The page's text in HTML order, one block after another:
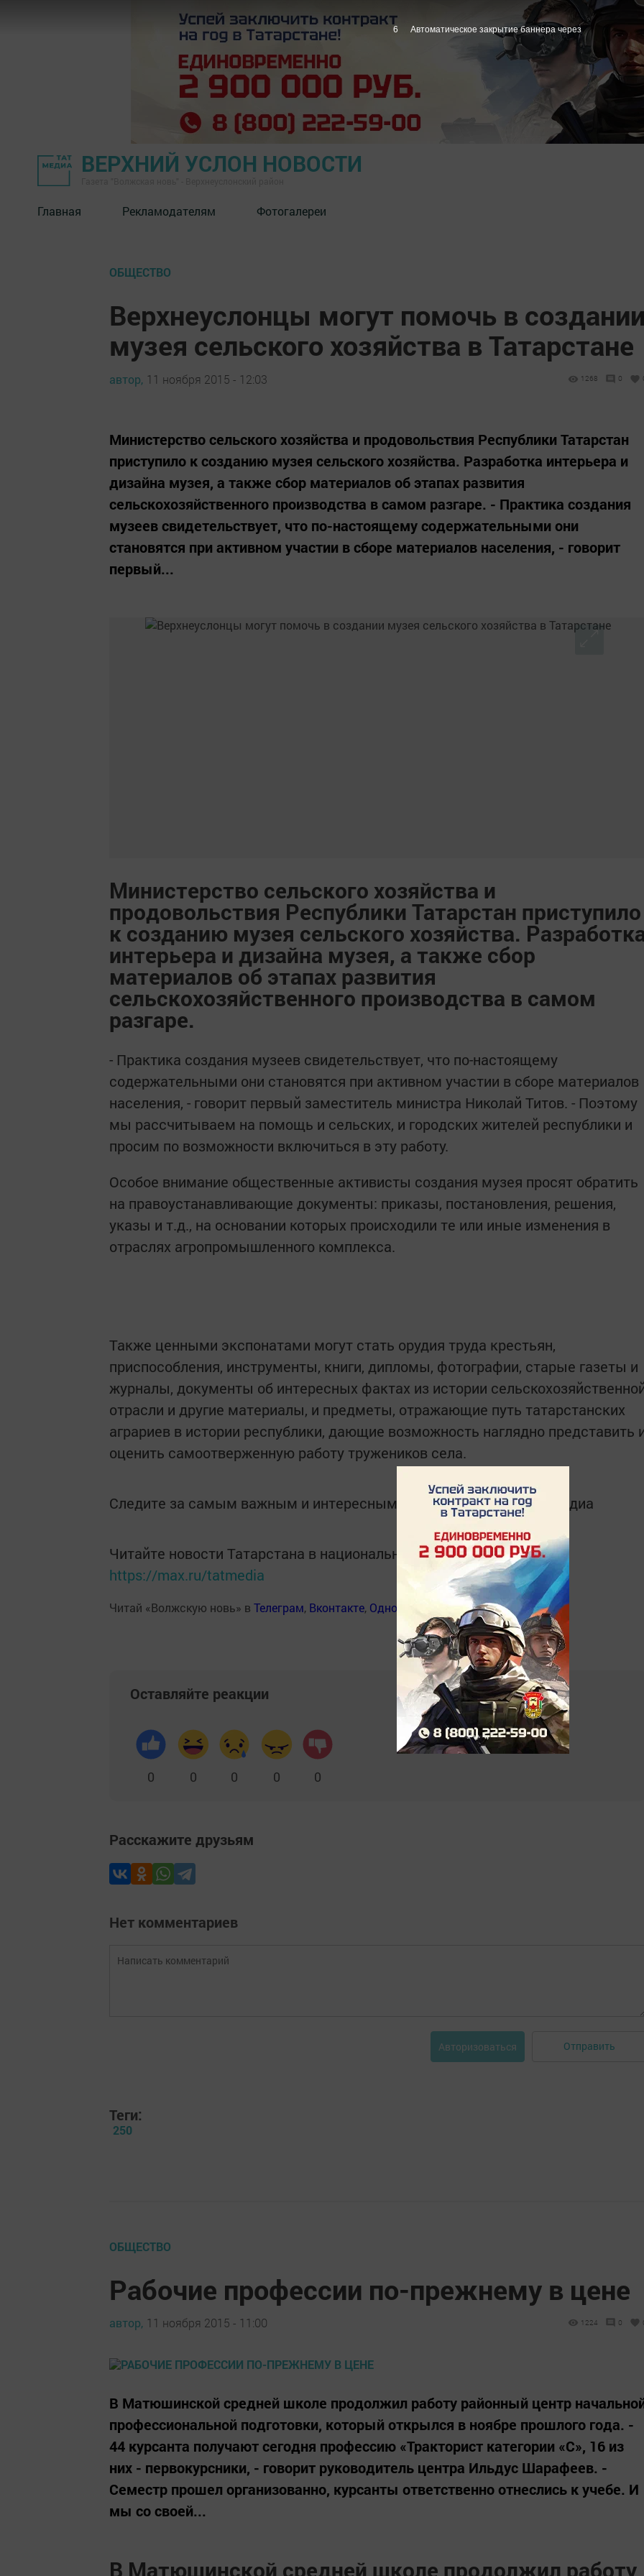
ВЕРХНИЙ УСЛОН НОВОСТИ
Главная Рекламодателям Фотогалереи
ОБЩЕСТВО
Верхнеуслонцы могут помочь в
музея сельского хозяйства в Татарстане
автор, 11 ноября 2015 - 12:03 1268 0
Министерство сельского хозяйства и продовольствия Республики Татарстан
приступило к созданию музея сельского хозяйства. Разработка интерьера и
дизайна музея, а также сбор материалов об этапах развития
сельскохозяйственного производства в самом разгаре. - Практика создания
музеев свидетельствует, что по-настоящему содержательными они
становятся при активном участии в сборе материалов населения, - говорит
первый...
Министерство сельского хозяйства и
продовольствия Республики Татарстан приступило
к созданию музея сельского хозяйства.
интерьера и дизайна музея, а также сбор
материалов об этапах развития
сельскохозяйственного производства в самом
разгаре.
- Практика создания музеев свидетельствует, что по-настоящему
содержательными они становятся при активном участии в сборе материалов
населения, - говорит первый заместитель министра Николай Титов. - Поэтому
мы рассчитываем на помощь и сельских, и городских жителей республики и
просим по возможности включиться в эту работу.
Особое внимание общественные активисты создания музея просят обратить
на правоустанавливающие документы: приказы, постановления, решения,
указы и т.д., на основании которых происходили те или иные изменения в
отраслях агропромышленного комплекса.
Также ценными экспонатами могут стать орудия труда крестьян,
приспособления, инструменты, книги, дипломы, фотографии, старые газеты и
журналы, документы об интересных фактах из истории
отрасли и другие материалы, и предметы, отражающие путь татарстанских
аграриев в истории республики, дающие возможность наглядно представить
оценить самоотверженную работу тружеников села.
Следите за самым важным и интересным в Telegram-каналеТатмедиа
Читайте новости Татарстана в национальном мессенджере MАХ:
https://max.ru/tatmedia
Читай «Волжскую новь» в Телеграм, Вконтакте, Одноклассники,Дзен
Оставляйте реакции
0 0 0 0 0
Расскажите друзьям
Нет комментариев
Авторизоваться Отправить
Теги:
250
ОБЩЕСТВО
Рабочие профессии по-прежнему в цене
автор, 11 ноября 2015 - 11:00 1224 0
В Матюшинской средней школе продолжил работу районный центр
профессиональной подготовки, который открылся в ноябре прошлого года. -
44 курсанта получают сегодня профессию «Тракторист категории «С», 16 из
них - первокурсники, - говорит руководитель центра Ильдус Шарафеев. -
Семестр прошел организованно, курсанты ответственно отнеслись к учебе. И
мы со своей...
В Матюшинской средней школе продолжил работу
5 Автоматическое закрытие баннера через